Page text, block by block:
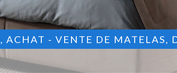
, ACHAT - VENTE DE MATELAS,